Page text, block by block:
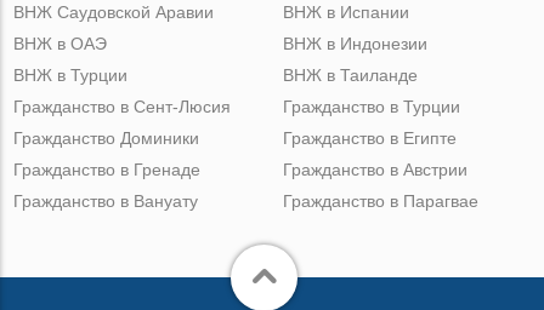
ВНЖ Саудовской Аравии
ВНЖ в ОАЭ
ВНЖ в Турции
ВНЖ в Испании
ВНЖ в Индонезии
ВНЖ в Таиланде
Гражданство в Сент-Люсия
Гражданство Доминики
Гражданство в Гренаде
Гражданство в Вануату
Гражданство в Турции
Гражданство в Египте
Гражданство в Австрии
Гражданство в Парагвае